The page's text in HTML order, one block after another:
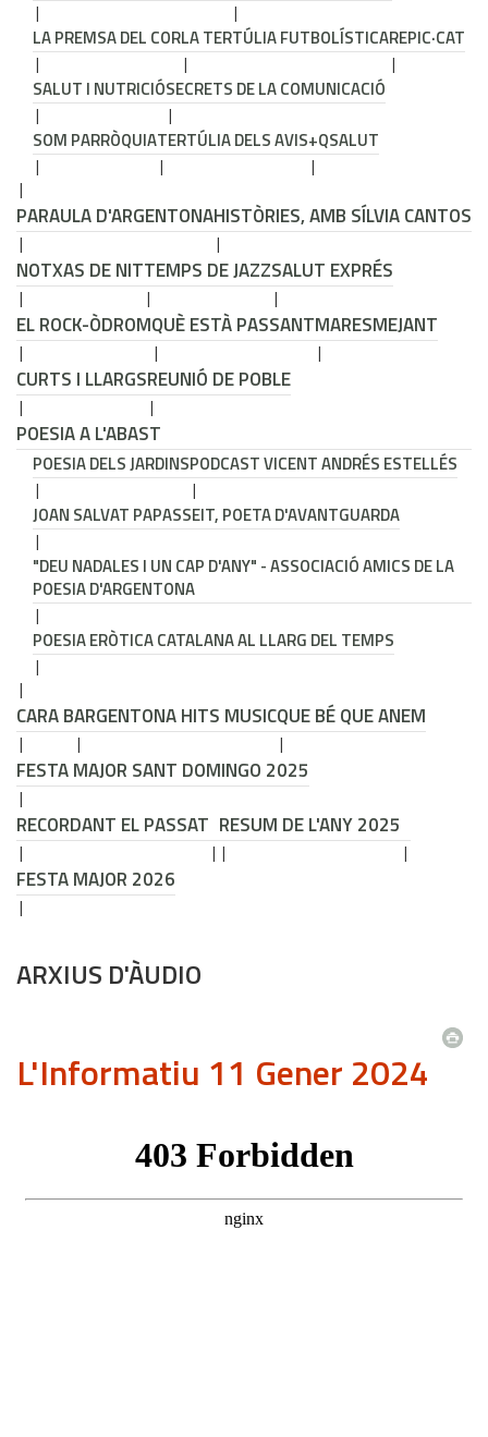
LA PREMSA DEL CORLA TERTÚLIA FUTBOLÍSTICAREPIC·CAT
SALUT I NUTRICIÓSECRETS DE LA COMUNICACIÓ
SOM PARRÒQUIATERTÚLIA DELS AVIS+QSALUT
PARAULA D'ARGENTONAHISTÒRIES, AMB SÍLVIA CANTOS
NOTXAS DE NITTEMPS DE JAZZSALUT EXPRÉS
EL ROCK-ÒDROMQUÈ ESTÀ PASSANTMARESMEJANT
CURTS I LLARGSREUNIÓ DE POBLE
POESIA A L'ABAST
POESIA DELS JARDINSPODCAST VICENT ANDRÉS ESTELLÉS
JOAN SALVAT PAPASSEIT, POETA D'AVANTGUARDA
"DEU NADALES I UN CAP D'ANY" - ASSOCIACIÓ AMICS DE LA
POESIA D'ARGENTONA
POESIA ERÒTICA CATALANA AL LLARG DEL TEMPS
CARA BARGENTONA HITS MUSICQUE BÉ QUE ANEM
FESTA MAJOR SANT DOMINGO 2025
RECORDANT EL PASSAT RESUM DE L'ANY 2025
FESTA MAJOR 2026
ARXIUS D'ÀUDIO
L'Informatiu 11 Gener 2024